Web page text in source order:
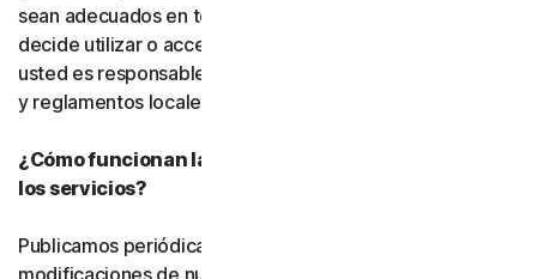
sean adecuados en todos los países o jurisdicciones. Si
decide utilizar o acceder a nuestro software o servicios,
usted es responsable de cumplir todas las leyes, normas
y reglamentos locales aplicables.
¿Cómo funcionan las actualizaciones del software y
los servicios?
Publicamos periódicamente mejoras, ampliaciones y
modificaciones de nuestro software y